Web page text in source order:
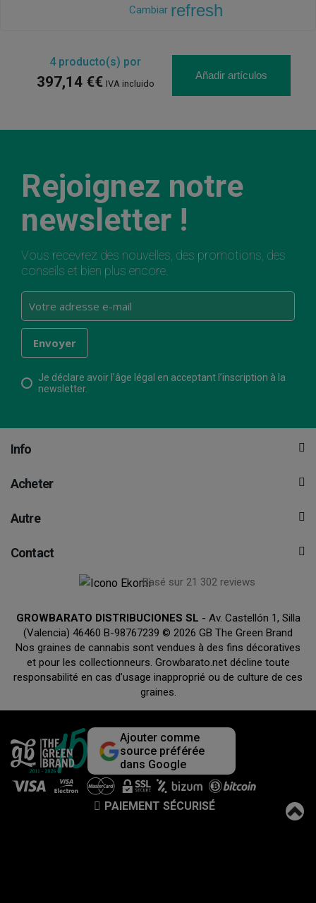
Cambiar refresh
4producto(s) por
397,14 €€ IVA incluido
Añadir artículos
Rejoignez notre
newsletter !
Vous recevrez des nouvelles, des promotions, des
conseils et bien plus encore.
Je déclare avoir l’âge légal en acceptant l’inscription à la
newsletter.
Info
Acheter
Autre
Contact
Basé sur 21 302 reviews
GROWBARATO DISTRIBUCIONES SL - Av. Castellón 1, Silla
(Valencia) 46460 B-98767239 © 2026 GB The Green Brand
Nos graines de cannabis sont vendues à des fins décoratives
et pour les collectionneurs. Growbarato.net décline toute
responsabilité en cas d’usage inapproprié ou de culture de ces
graines.
Ajouter comme
source préférée
dans Google
PAIEMENT SÉCURISÉ